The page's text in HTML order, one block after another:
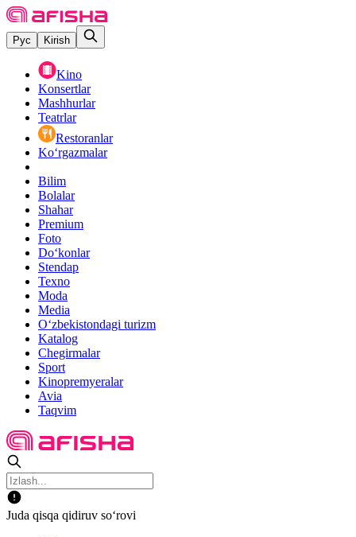
Рус Kirish
Kino
Konsertlar
Mashhurlar
Teatrlar
Restoranlar
Ko‘rgazmalar
Bilim
Bolalar
Shahar
Premium
Foto
Do‘konlar
Stendap
Texno
Moda
Media
O‘zbekistondagi turizm
Katalog
Chegirmalar
Sport
Kinopremyeralar
Avia
Taqvim
Juda qisqa qidiruv so‘rovi